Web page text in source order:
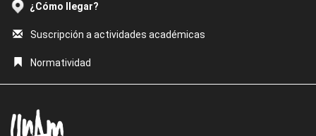
¿Cómo llegar?
Suscripción a actividades académicas
Normatividad